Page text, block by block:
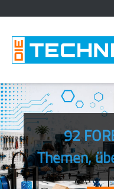
92
Themen,